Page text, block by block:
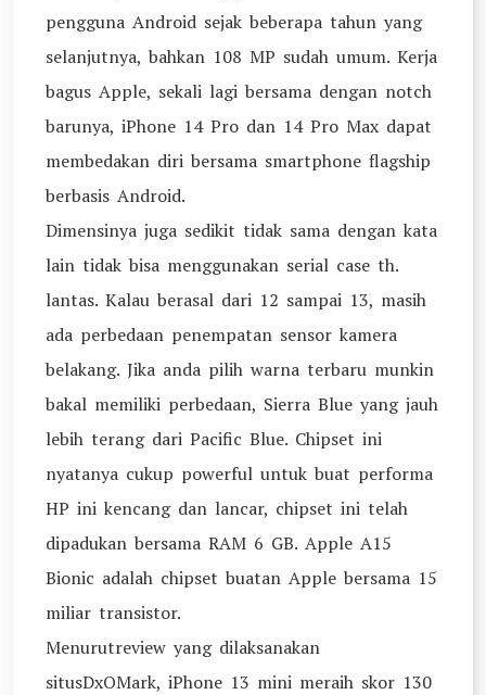
pengguna Android sejak beberapa tahun yang
selanjutnya, bahkan 108 MP sudah umum. Kerja
bagus Apple, sekali lagi bersama dengan notch
barunya, iPhone 14 Pro dan 14 Pro Max dapat
membedakan diri bersama smartphone flagship
berbasis Android.
Dimensinya juga sedikit tidak sama dengan kata
lain tidak bisa menggunakan serial case th.
lantas. Kalau berasal dari 12 sampai 13, masih
ada perbedaan penempatan sensor kamera
belakang. Jika anda pilih warna terbaru munkin
bakal memiliki perbedaan, Sierra Blue yang jauh
lebih terang dari Pacific Blue. Chipset ini
nyatanya cukup powerful untuk buat performa
HP ini kencang dan lancar, chipset ini telah
dipadukan bersama RAM 6 GB. Apple A15
Bionic adalah chipset buatan Apple bersama 15
miliar transistor.
Menurutreview yang dilaksanakan
situsDxOMark, iPhone 13 mini meraih skor 130